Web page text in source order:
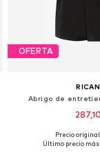
OFERTA
Abrigo de
Tallas disponibles: S,
Precio
Último precio más